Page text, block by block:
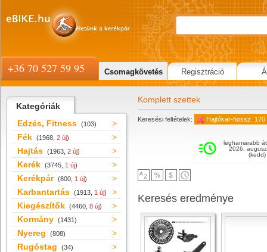
Kategóriák
Edzés, Fitness (103)
Fék (1968, 2 új)
Hajtás (1963, 2 új)
Kerék (3745, 1 új)
Kerékpár (800, 1 új)
Karbantartás (1913, 1 új)
Kiegészítők (4460, 8 új)
Kormány (1431)
Nyereg (808)
Rugóstag (34)
Komplett szettek
Keresési feltételek: Hajtókar-hossz: 170
leghamarabb
2026.
(kedd)
Keresés eredménye
+36 70 527 59 95 Csomagkövetés Regisztráció